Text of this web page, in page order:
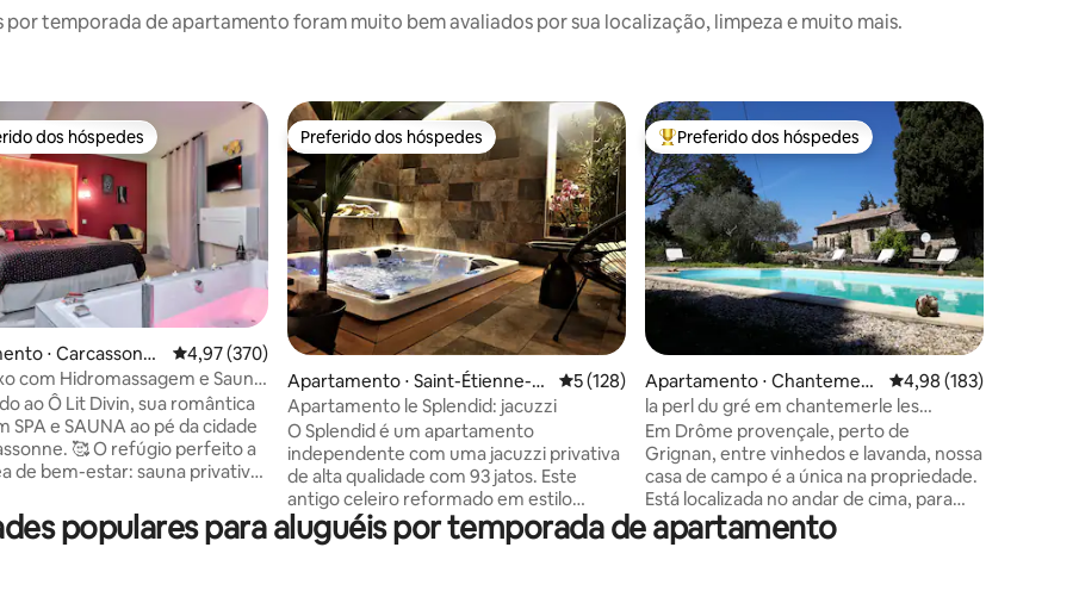
por temporada de apartamento foram muito bem avaliados por sua localização, limpeza e muito mais.
de 5, 132 avaliações
melhores preferidos dos hóspedes
dos hóspedes
⋅ Carcassonn
4,97 de uma avaliação média de 5, 370 avaliações
4,97 (370)
com Hidromassagem e Sauna
ao Ô Lit Divin, sua romântica
SPA e SAUNA ao pé da cidade
refúgio perfeito a
cama King Size, lareira
e cozinha
Preferido dos hóspedes
Preferido dos hóspedes
Apartamento ⋅ Saint-Étienne-d
es-Sorts
5 de uma avaliação média de 5, 128 avaliações
5 (128)
Apartamento le Splendid: jacuzzi
O Splendid é um apartamento
independente com uma jacuzzi privativa
de alta qualidade com 93 jatos. Este
antigo celeiro reformado em estilo
contemporâneo, onde se misturam a
pedra e o design, lhe proporcionará
Entre os melhores preferidos dos hóspedes
Preferido dos hóspedes
Apartamento ⋅ Chantemerl
e-lès-Grignan
4,98 de uma avaliação
4,98 (183)
la perl du gré em chantemerle les
grignan (26)
Em Drôme provençale, perto de
Grignan, entre vinhedos e lavanda, nossa
casa de campo é a única na propriedade.
Está localizada no andar de cima, para
quatro adultos, ao lado da casa dos
proprietários. Sala de estar de 48 m²,
populares para aluguéis por temporada de apartamento